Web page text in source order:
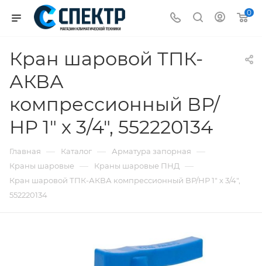
0
Кран шаровой ТПК-
АКВА
компрессионный ВР/
НР 1" х 3/4", 552220134
Главная — Каталог — Арматура запорная —
Краны шаровые — Краны шаровые ПНД —
Кран шаровой ТПК-АКВА компрессионный ВР/НР 1" х 3/4",
552220134